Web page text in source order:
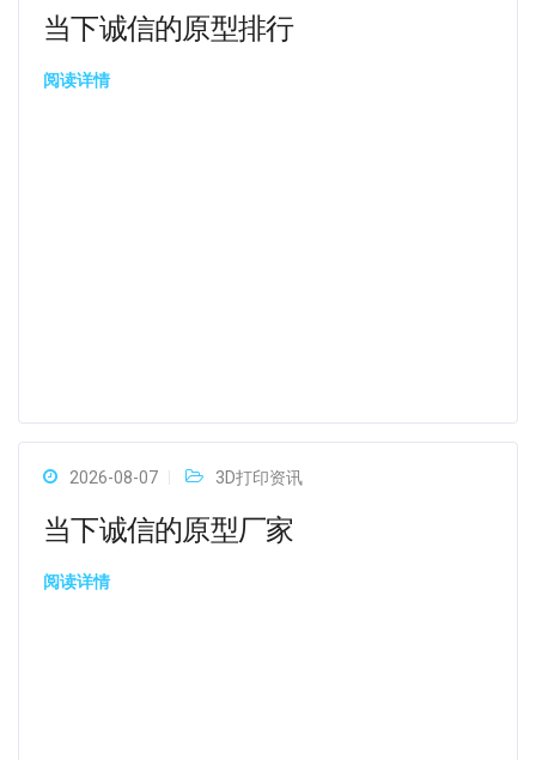
当下诚信的原型排行
阅读详情
2026-08-07 3D打印资讯
当下诚信的原型厂家
阅读详情